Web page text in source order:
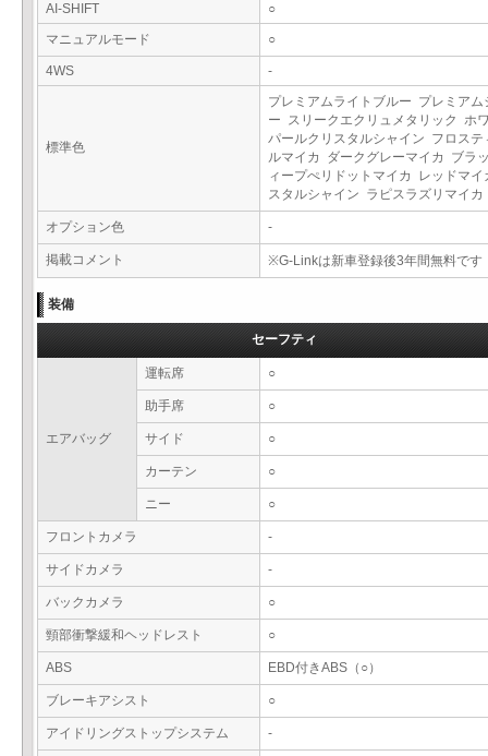
AI-SHIFT
○
マニュアルモード
○
4WS -
標準色
プレミアムライトブルー プレミアム
ー スリークエクリュメタリック ホ
パールクリスタルシャイン フロステ
ルマイカ ダークグレーマイカ ブラ
ィープぺリドットマイカ レッドマイ
スタルシャイン ラピスラズリマイ
オプション色 -
掲載コメント ※G-Linkは新車登録後3年間無料です
装備
セーフティ
エアバッグ
運転席 ○
助手席 ○
サイド ○
カーテン ○
ニー ○
フロントカメラ -
サイドカメラ -
バックカメラ ○
頸部衝撃緩和ヘッドレスト ○
ABS EBD付きABS（○）
ブレーキアシスト ○
アイドリングストップシステム -